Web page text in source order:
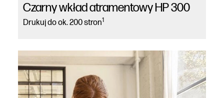
Czarny wkład atramentowy HP 300
Drukuj do ok. 200 stron1